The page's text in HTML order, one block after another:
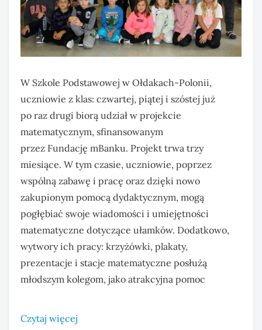
W Szkole Podstawowej w Ołdakach-Polonii,
uczniowie z klas: czwartej, piątej i szóstej już
po raz drugi biorą udział w projekcie
matematycznym, sfinansowanym
przez Fundację mBanku. Projekt trwa trzy
miesiące. W tym czasie, uczniowie, poprzez
wspólną zabawę i pracę oraz dzięki nowo
zakupionym pomocą dydaktycznym, mogą
pogłębiać swoje wiadomości i umiejętności
matematyczne dotyczące ułamków. Dodatkowo,
wytwory ich pracy: krzyżówki, plakaty,
prezentacje i stacje matematyczne posłużą
młodszym kolegom, jako atrakcyjna pomoc
Czytaj więcej